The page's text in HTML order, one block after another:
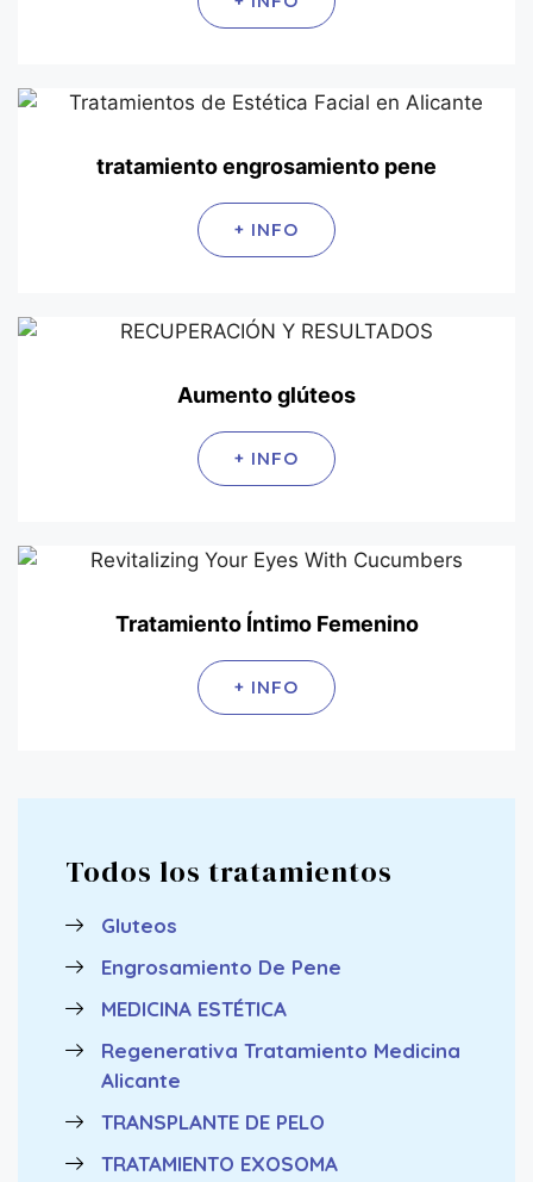
tratamiento engrosamiento pene
+ INFO
Aumento glúteos
+ INFO
Tratamiento Íntimo Femenino
+ INFO
Todos los tratamientos
Gluteos
Engrosamiento De Pene
MEDICINA ESTÉTICA
Regenerativa Tratamiento Medicina
Alicante
TRANSPLANTE DE PELO
TRATAMIENTO EXOSOMA